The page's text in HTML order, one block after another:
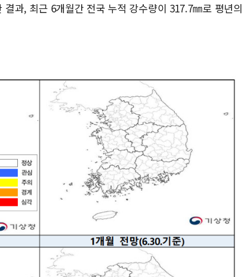
과, 최근 6개월간 전국 누적 강수량이 317.7㎜로 평년의